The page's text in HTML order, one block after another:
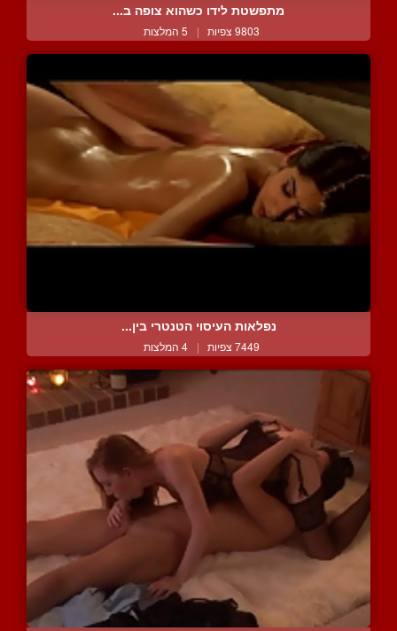
מתפשטת לידו כשהוא צופה ב...
9803 צפיות | 5 המלצות
נפלאות העיסוי הטנטרי בין...
7449 צפיות | 4 המלצות